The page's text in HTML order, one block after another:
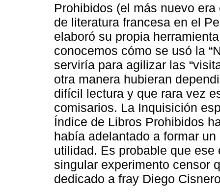
Prohibidos (el más nuevo
de literatura francesa en el
elaboró su propia
conocemos cómo se usó la
serviría para agilizar las
otra manera hubieran
difícil lectura y que rara vez
comisarios. La Inquisición
Índice de Libros Prohibidos
había adelantado a formar
utilidad. Es probable que
singular experimento censor
dedicado a fray Diego